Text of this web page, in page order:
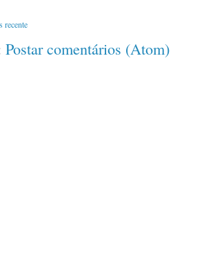
recente
Postar comentários (Atom)